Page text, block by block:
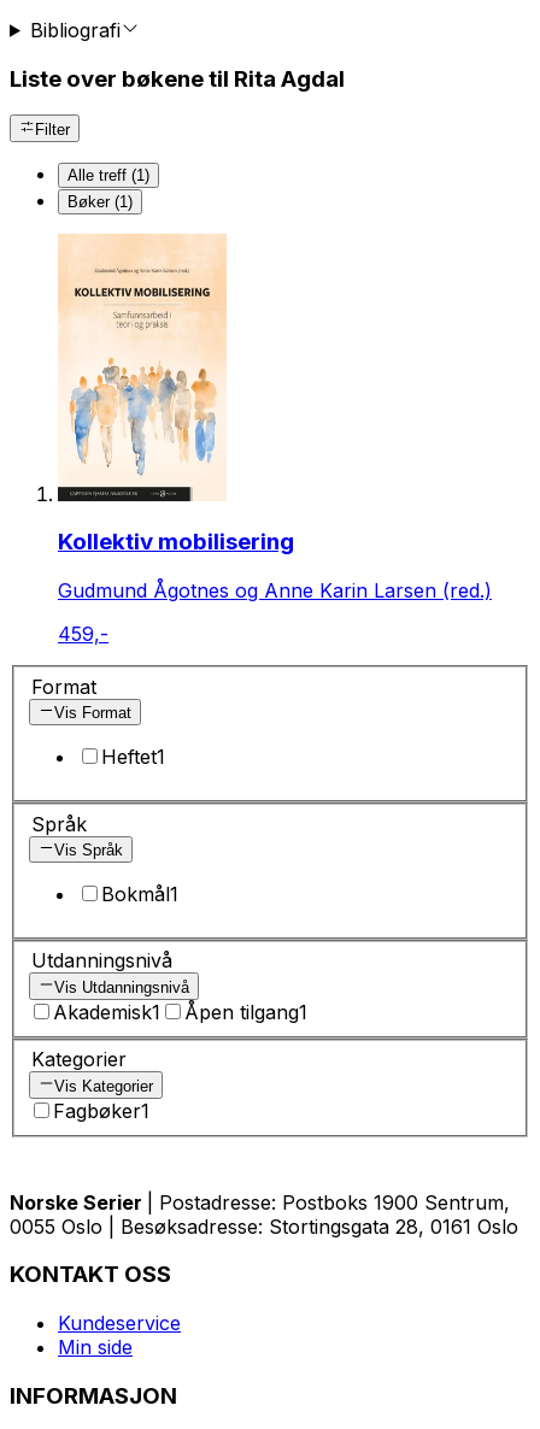
Bibliografi
Liste over bøkene til Rita Agdal
Filter
Alle treff (1)
Bøker (1)
Kollektiv mobilisering
Gudmund Ågotnes og Anne Karin Larsen (red.)
459,-
Format
Vis Format
Heftet1
Språk
Vis Språk
Bokmål1
Utdanningsnivå
Vis Utdanningsnivå
Akademisk1 Åpen tilgang1
Kategorier
Vis Kategorier
Fagbøker1
Norske Serier
| Postadresse: Postboks 1900 Sentrum,
0055 Oslo | Besøksadresse: Stortingsgata 28, 0161 Oslo
KONTAKT OSS
Kundeservice
Min side
INFORMASJON